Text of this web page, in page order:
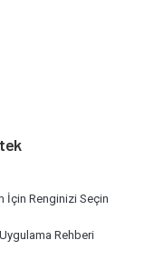
İçin Renginizi Seçin
Rehberi